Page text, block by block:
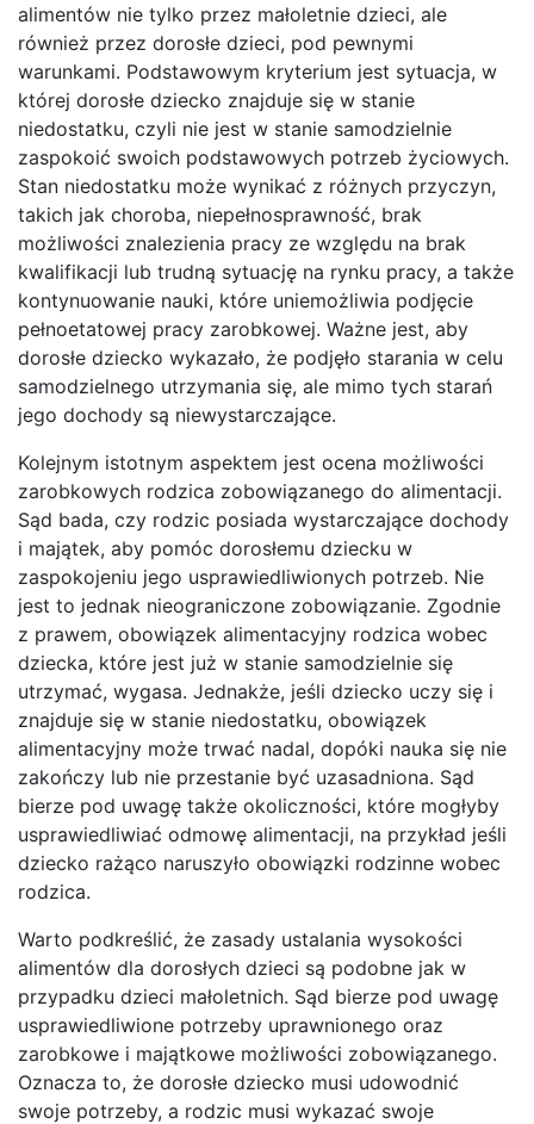
alimentów nie tylko przez małoletnie dzieci, ale
również przez dorosłe dzieci, pod pewnymi
warunkami. Podstawowym kryterium jest sytuacja, w
której dorosłe dziecko znajduje się w stanie
niedostatku, czyli nie jest w stanie samodzielnie
zaspokoić swoich podstawowych potrzeb życiowych.
Stan niedostatku może wynikać z różnych przyczyn,
takich jak choroba, niepełnosprawność, brak
możliwości znalezienia pracy ze względu na brak
kwalifikacji lub trudną sytuację na rynku pracy, a także
kontynuowanie nauki, które uniemożliwia podjęcie
pełnoetatowej pracy zarobkowej. Ważne jest, aby
dorosłe dziecko wykazało, że podjęło starania w celu
samodzielnego utrzymania się, ale mimo tych starań
jego dochody są niewystarczające.
Kolejnym istotnym aspektem jest ocena możliwości
zarobkowych rodzica zobowiązanego do alimentacji.
Sąd bada, czy rodzic posiada wystarczające dochody
i majątek, aby pomóc dorosłemu dziecku w
zaspokojeniu jego usprawiedliwionych potrzeb. Nie
jest to jednak nieograniczone zobowiązanie. Zgodnie
z prawem, obowiązek alimentacyjny rodzica wobec
dziecka, które jest już w stanie samodzielnie się
utrzymać, wygasa. Jednakże, jeśli dziecko uczy się i
znajduje się w stanie niedostatku, obowiązek
alimentacyjny może trwać nadal, dopóki nauka się nie
zakończy lub nie przestanie być uzasadniona. Sąd
bierze pod uwagę także okoliczności, które mogłyby
usprawiedliwiać odmowę alimentacji, na przykład jeśli
dziecko rażąco naruszyło obowiązki rodzinne wobec
rodzica.
Warto podkreślić, że zasady ustalania wysokości
alimentów dla dorosłych dzieci są podobne jak w
przypadku dzieci małoletnich. Sąd bierze pod uwagę
usprawiedliwione potrzeby uprawnionego oraz
zarobkowe i majątkowe możliwości zobowiązanego.
Oznacza to, że dorosłe dziecko musi udowodnić
swoje potrzeby, a rodzic musi wykazać swoje